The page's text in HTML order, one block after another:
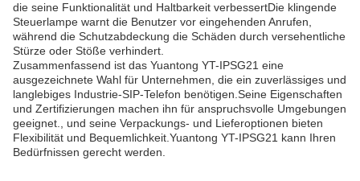
die seine Funktionalität und Haltbarkeit verbessertDie klingende
Steuerlampe warnt die Benutzer vor eingehenden Anrufen,
während die Schutzabdeckung die Schäden durch versehentliche
Stürze oder Stöße verhindert.
Zusammenfassend ist das Yuantong YT-IPSG21 eine
ausgezeichnete Wahl für Unternehmen, die ein zuverlässiges und
langlebiges Industrie-SIP-Telefon benötigen.Seine Eigenschaften
und Zertifizierungen machen ihn für anspruchsvolle Umgebungen
geeignet., und seine Verpackungs- und Lieferoptionen bieten
Flexibilität und Bequemlichkeit.Yuantong YT-IPSG21 kann Ihren
Bedürfnissen gerecht werden.